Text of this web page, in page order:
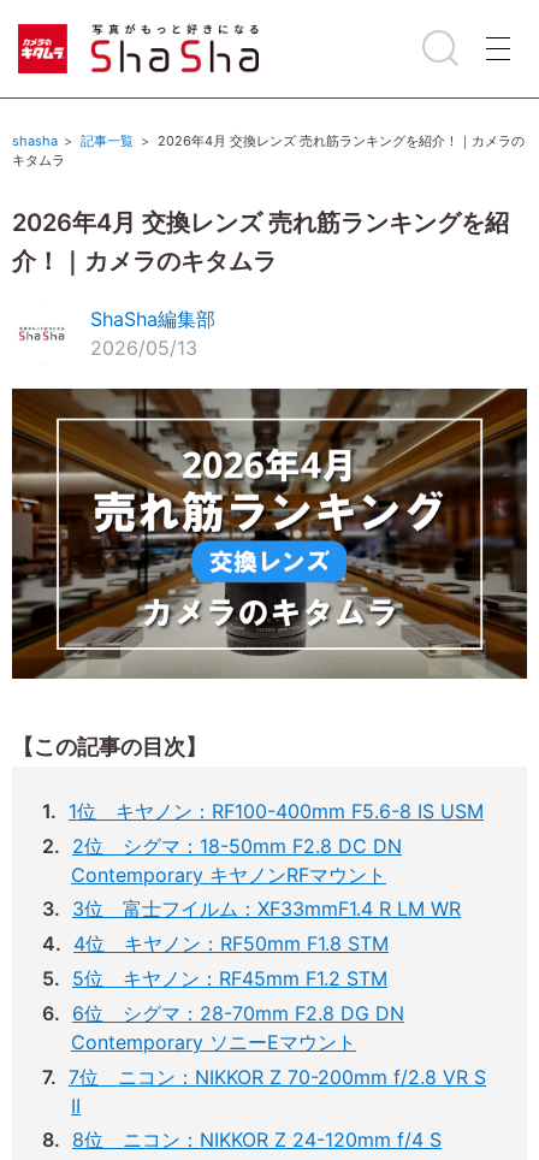
shasha 記事一覧
2026年4月 交換レンズ 売れ筋ランキングを紹介！｜カメラの
キタムラ
2026年4月 交換レンズ 売れ筋ランキングを紹
介！｜カメラのキタムラ
ShaSha編集部
2026/05/13
【この記事の目次】
1位 キヤノン：RF100-400mm F5.6-8 IS USM
2位 シグマ：18-50mm F2.8 DC DN
Contemporary キヤノンRFマウント
3位 富士フイルム：XF33mmF1.4 R LM WR
4位 キヤノン：RF50mm F1.8 STM
5位 キヤノン：RF45mm F1.2 STM
6位 シグマ：28-70mm F2.8 DG DN
Contemporary ソニーEマウント
7位 ニコン：NIKKOR Z 70-200mm f/2.8 VR S
II
8位 ニコン：NIKKOR Z 24-120mm f/4 S